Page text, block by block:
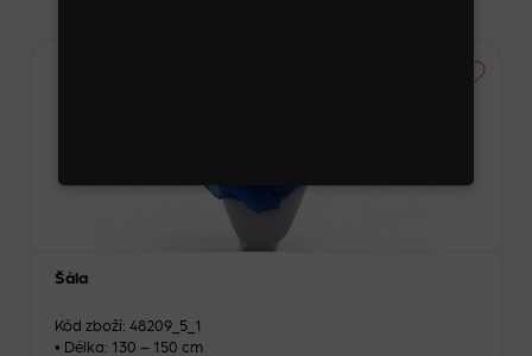
Šála
Kód zboží: 48209_5_1
• Délka: 130 – 150 cm